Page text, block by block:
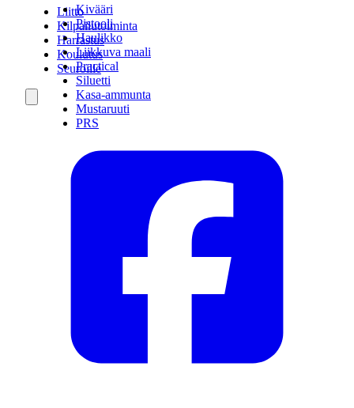
Kivääri
Pistooli
Haulikko
Liikkuva maali
Practical
Siluetti
Kasa-ammunta
Mustaruuti
PRS
Liitto
Kilpailutoiminta
Harrastus
Koulutus
Seuroille